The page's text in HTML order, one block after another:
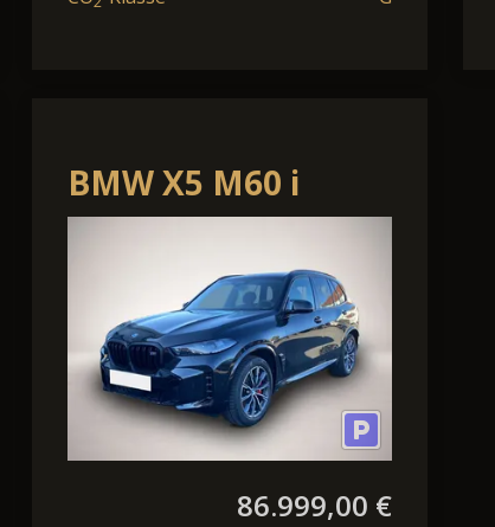
BMW X5 M60 i
xDrive*NP
143.000¤*
86.999,00 €